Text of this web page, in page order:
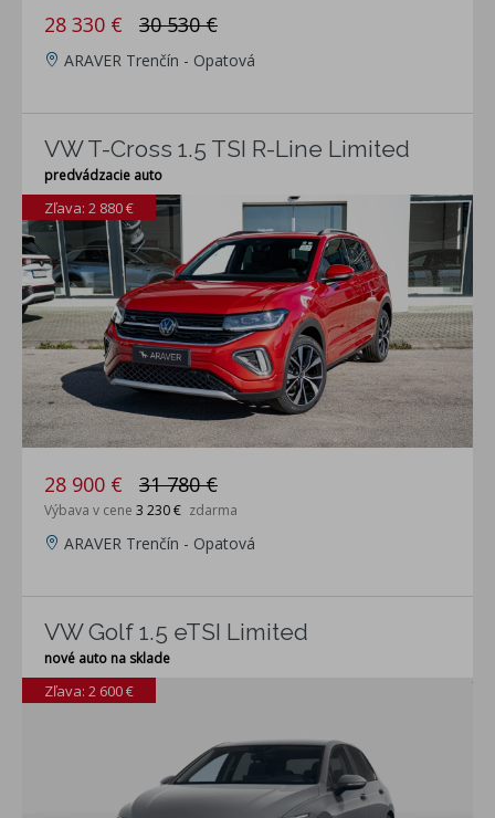
28 330 € 30 530 €
ARAVER Trenčín - Opatová
VW T-Cross 1.5 TSI R-Line Limited
predvádzacie auto
Zľava: 2 880 €
28 900 € 31 780 €
Výbava v cene 3 230 € zdarma
ARAVER Trenčín - Opatová
VW Golf 1.5 eTSI Limited
nové auto na sklade
Zľava: 2 600 €